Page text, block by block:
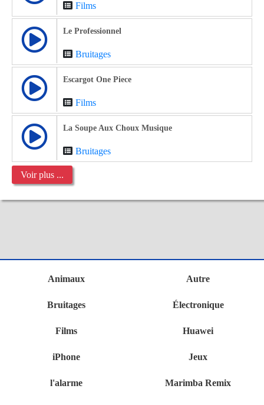
Films
Le Professionnel
Bruitages
Escargot One Piece
Films
La Soupe Aux Choux Musique
Bruitages
Voir plus ...
Animaux Autre
Bruitages Électronique
Films Huawei
iPhone Jeux
l'alarme Marimba Remix